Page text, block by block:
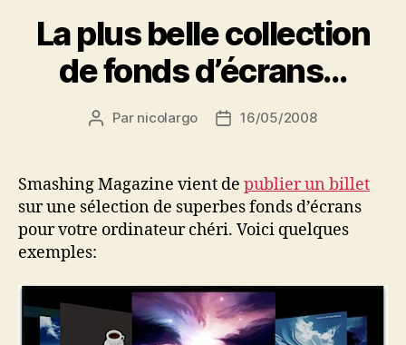
La plus belle collection
de fonds d’écrans…
Auteur
Par nicolargo
Date16/05/2008
Smashing Magazine vient de publier un billet
sur une sélection de superbes fonds d’écrans
pour votre ordinateur chéri. Voici quelques
exemples: